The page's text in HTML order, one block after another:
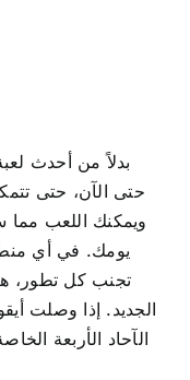
بدلاً من أحدث
حتى الآن، حتى
ويمكنك اللعب مما
يومك. في أي
تجنب كل تطور،
الآحاد الأربعة